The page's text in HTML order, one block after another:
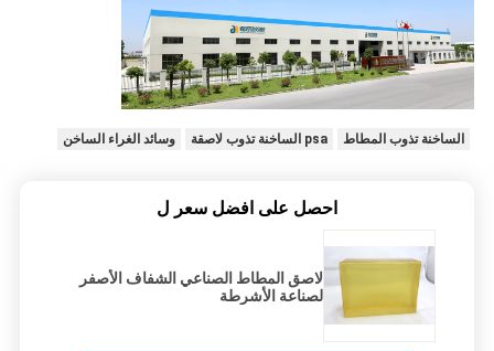
الساخنة تذوب المطاط psa الساخنة تذوب لاصقة وسائد الغراء الساخن
احصل على افضل سعر ل
لاصق المطاط الصناعي الشفاف الأصفر
لصناعة الأشرطة